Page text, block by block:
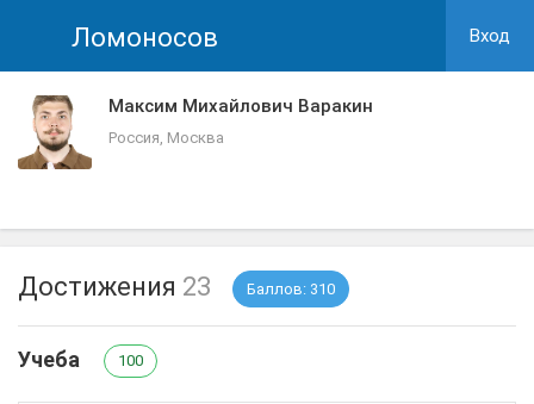
Ломоносов Вход
Максим Михайлович Варакин
Россия, Москва
Достижения 23 Баллов: 310
Учеба 100